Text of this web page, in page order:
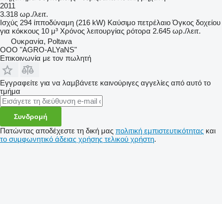
2011
3.318 ωρ./λειτ.
Ισχύς 294 ίπποδύναμη (216 kW) Καύσιμο πετρέλαιο Όγκος δοχείου
για κόκκους 10 μ³ Χρόνος λειτουργίας ρότορα 2.645 ωρ./λειτ.
Ουκρανία, Poltava
OOO "AGRO-ALYaNS"
Επικοινωνία με τον πωλητή
Εγγραφείτε για να λαμβάνετε καινούριγες αγγελίες από αυτό το
τμήμα
Συνδρομή
Πατώντας αποδέχεστε τη δική μας πολιτική εμπιστευτικότητας και
το συμφωνητικό άδειας χρήσης τελικού χρήστη.